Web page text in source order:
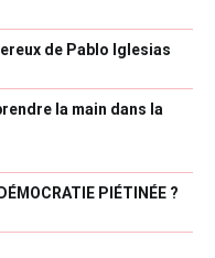
de Pablo Iglesias
la main dans la
PIÉTINÉE ?